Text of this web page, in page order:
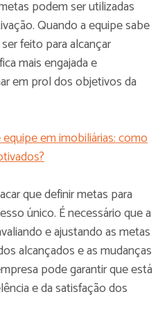
podem ser utilizadas
Quando a equipe sabe
feito para alcançar
mais engajada e
em prol dos objetivos da
em imobiliárias: como
que definir metas para
único. É necessário que a
e ajustando as metas
alcançados e as mudanças
pode garantir que está
e da satisfação dos